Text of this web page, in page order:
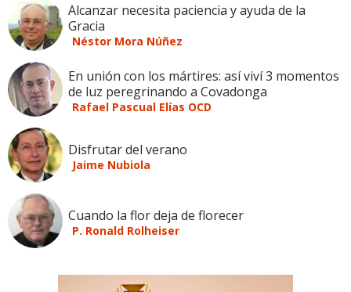
Alcanzar necesita paciencia y ayuda de la
Gracia
Néstor Mora Núñez
En unión con los mártires: así viví 3 momentos
de luz peregrinando a Covadonga
Rafael Pascual Elías OCD
Disfrutar del verano
Jaime Nubiola
Cuando la flor deja de florecer
P. Ronald Rolheiser